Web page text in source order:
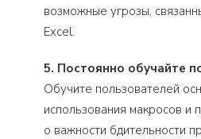
возможные угрозы,
Excel.
5. Постоянно обучайте
Обучите пользователей
использования макросов и
о важности бдительности